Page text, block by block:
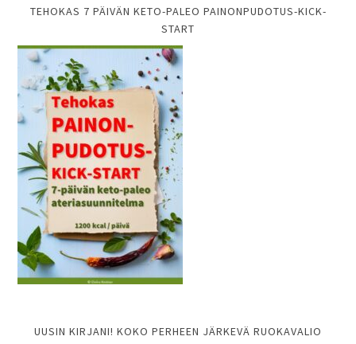
TEHOKAS 7 PÄIVÄN KETO-PALEO PAINONPUDOTUS-KICK-
START
UUSIN KIRJANI! KOKO PERHEEN JÄRKEVÄ RUOKAVALIO